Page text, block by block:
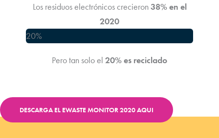
Los residuos electrónicos crecieron38% en el
2020
20%
Pero tan solo el 20% es reciclado
DESCARGA EL EWASTE MONITOR 2020 AQUI